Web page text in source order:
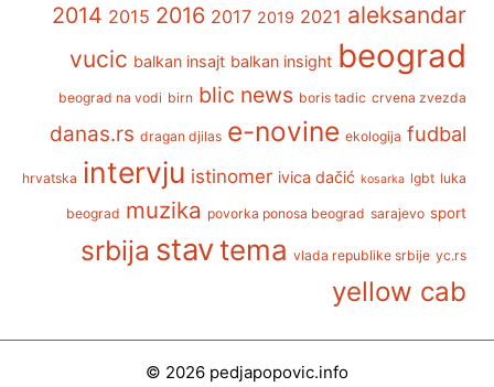
2014 2015 2016 2017 2019 2021 aleksandar
vucic balkan insajt balkan insight beograd
beograd na vodi birn blic news boris tadic crvena zvezda
danas.rs dragan djilas e-novine ekologija fudbal
hrvatska intervju istinomer ivica dačić kosarka lgbt luka
beograd muzika povorka ponosa beograd sarajevo sport
srbija stavtema vlada republike srbije yc.rs
yellow cab
© 2026 pedjapopovic.info